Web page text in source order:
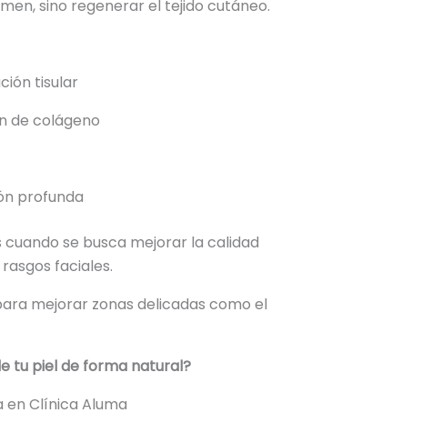
sino regenerar el tejido cutáneo.
tisular
de colágeno
profunda
se busca mejorar la calidad
faciales.
mejorar zonas delicadas como el
tu piel de forma natural?
Clínica Aluma